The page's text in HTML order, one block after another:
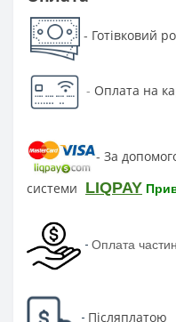
- Готівковий
- Оплата на
- За
системи LIQPAY
- Оплата
- Післяплатою